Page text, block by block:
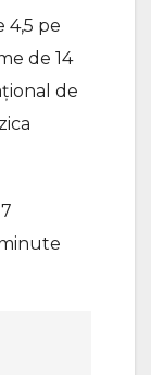
4,5 pe
de 14
de